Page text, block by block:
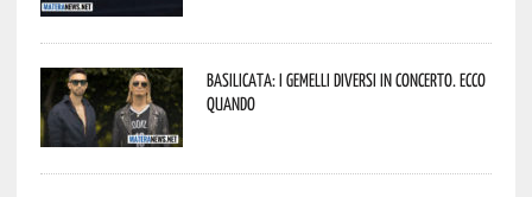
Basilicata: i Gemelli DiVersi in concerto. Ecco
quando